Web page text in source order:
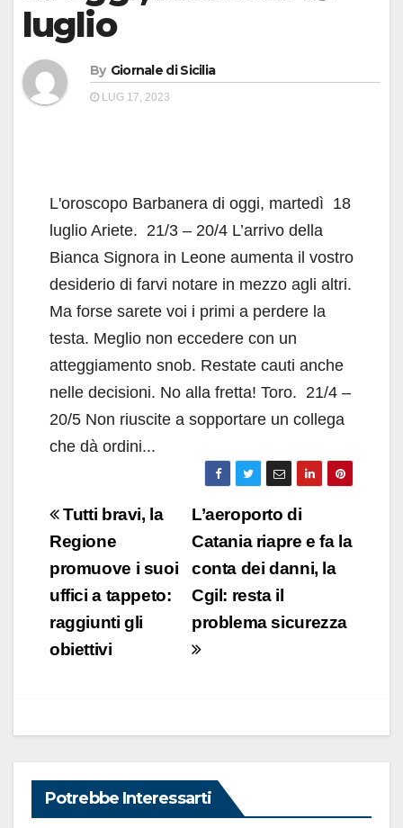
luglio
By Giornale di Sicilia
LUG 17, 2023
L'oroscopo Barbanera di oggi, martedì 18
luglio Ariete. 21/3 – 20/4 L’arrivo della
Bianca Signora in Leone aumenta il vostro
desiderio di farvi notare in mezzo agli altri.
Ma forse sarete voi i primi a perdere la
testa. Meglio non eccedere con un
atteggiamento snob. Restate cauti anche
nelle decisioni. No alla fretta! Toro. 21/4 –
20/5 Non riuscite a sopportare un collega
che dà ordini...
Navigazione
articoli
L’aeroporto di
Catania riapre e fa la
conta dei danni, la
Cgil: resta il
problema sicurezza
Tutti bravi, la
Regione
promuove i suoi
uffici a tappeto:
raggiunti gli
obiettivi
Potrebbe Interessarti